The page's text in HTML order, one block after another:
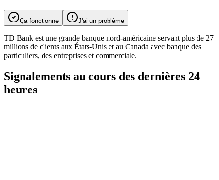
Ça fonctionne J'ai un problème
TD Bank est une grande banque nord-américaine servant plus de 27
millions de clients aux États-Unis et au Canada avec banque des
particuliers, des entreprises et commerciale.
Signalements au cours des dernières 24
heures